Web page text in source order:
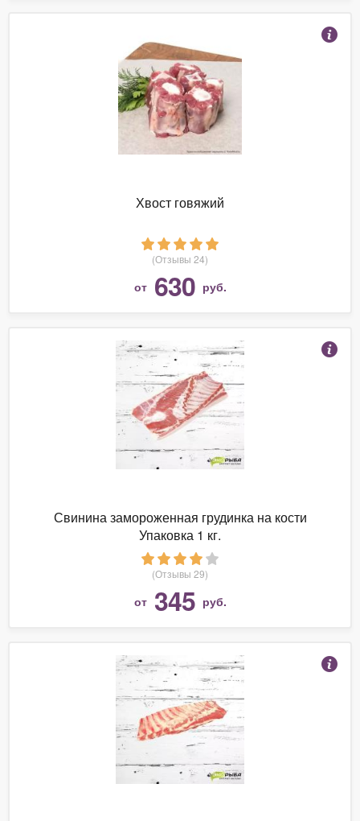
Хвост говяжий
(Отзывы 24)
от 630 руб.
Свинина замороженная грудинка на кости
Упаковка 1 кг.
(Отзывы 29)
от 345 руб.